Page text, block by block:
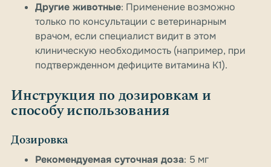
Другие животные: Применение возможно
только по консультации с ветеринарным
врачом, если специалист видит в этом
клиническую необходимость (например, при
подтвержденном дефиците витамина K1).
Инструкция по дозировкам и
способу использования
Дозировка
Рекомендуемая суточная доза: 5 мг